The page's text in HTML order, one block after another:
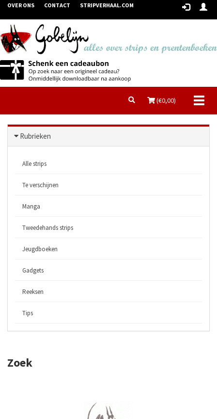
OVER ONS CONTACT STRIPVERHAAL.COM
(€0,00)
Rubrieken
Alle strips
Te verschijnen
Manga
Tweedehands strips
Jeugdboeken
Gadgets
Reeksen
Tips
Zoek